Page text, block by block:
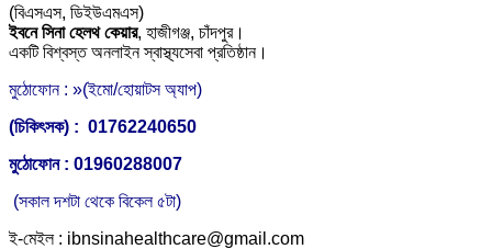
(বিএসএস, ডিইউএমএস)
ইবনে সিনা হেলথ কেয়ার, হাজীগঞ্জ, চাঁদপুর।
একটি বিশ্বস্ত অনলাইন স্বাস্থ্যসেবা প্রতিষ্ঠান।
মুঠোফোন : »(ইমো/হোয়াটস অ্যাপ)
(চিকিৎসক) : 01762240650
মুঠোফোন : 01960288007
(সকাল দশটা থেকে বিকেল ৫টা)
ই-মেইল : ibnsinahealthcare@gmail.com